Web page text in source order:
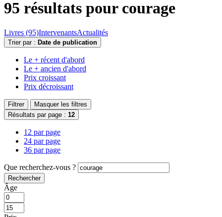
95 résultats pour courage
Livres (95)IntervenantsActualités
Trier par : Date de publication
Le + récent d'abord
Le + ancien d'abord
Prix croissant
Prix décroissant
Filtrer
Masquer les filtres
Résultats par page : 12
12 par page
24 par page
36 par page
Que recherchez-vous ?
Rechercher
Âge